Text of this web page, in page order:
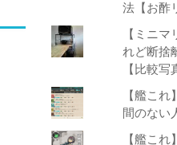
法【お酢
【ミニ
れど断捨
【比較写
【艦こ
間のない
【艦こ